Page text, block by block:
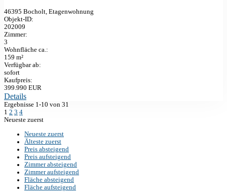
46395 Bocholt, Etagenwohnung
Objekt-ID:
202009
Zimmer:
3
Wohnfläche ca.:
159 m²
Verfügbar ab:
sofort
Kaufpreis:
399.990 EUR
Details
Ergebnisse 1-10 von 31
1 2 3 4
Neueste zuerst
Neueste zuerst
Älteste zuerst
Preis absteigend
Preis aufsteigend
Zimmer absteigend
Zimmer aufsteigend
Fläche absteigend
Fläche aufsteigend